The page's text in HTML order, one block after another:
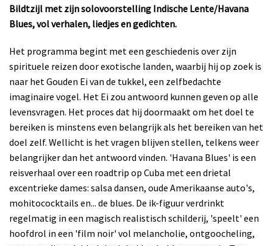
Bildtzijl met zijn solovoorstelling Indische Lente/Havana
Blues, volverhalen, liedjes en gedichten.
Het programma begint met een geschiedenis over zijn
spirituele reizen door exotische landen, waarbij hij op zoek is
naar het Gouden Ei van de tukkel, een zelfbedachte
imaginaire vogel. Het Ei zou antwoord kunnen geven op alle
levensvragen. Het proces dat hij doormaakt om het doel te
bereiken is minstens even belangrijk als het bereiken van het
doel zelf. Wellicht is het vragen blijven stellen, telkens weer
belangrijker dan het antwoord vinden. 'Havana Blues' is een
reisverhaal over een roadtrip op Cuba met een drietal
excentrieke dames: salsa dansen, oude Amerikaanse auto's,
mohitococktails en... de blues. De ik-figuur verdrinkt
regelmatig in een magisch realistisch schilderij, 'speelt' een
hoofdrol in een 'film noir' vol melancholie, ontgoocheling,